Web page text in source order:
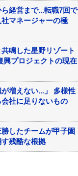
経営まで...転職7回で
マネージャーの極
鳴した星野リゾート
興プロジェクトの現在
が増えない...」 多様性
社に足りないもの
したチームが甲子園
残酷な根拠